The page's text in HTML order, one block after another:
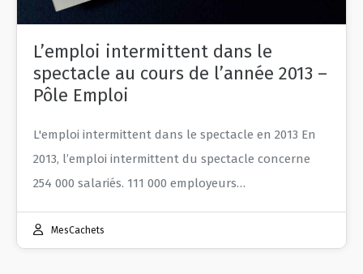
L’emploi intermittent dans le
spectacle au cours de l’année 2013 –
Pôle Emploi
L'emploi intermittent dans le spectacle en 2013 En
2013, l’emploi intermittent du spectacle concerne
254 000 salariés. 111 000 employeurs…
MesCachets